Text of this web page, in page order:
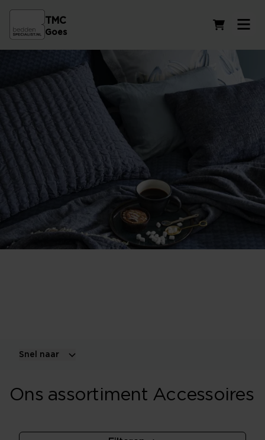
TMC
Goes
Snel naar
Ons assortiment Accessoires